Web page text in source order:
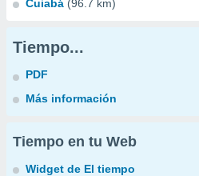
Cuiabá (96.7 km)
Tiempo...
PDF
Más información
Tiempo en tu Web
Widget de El tiempo